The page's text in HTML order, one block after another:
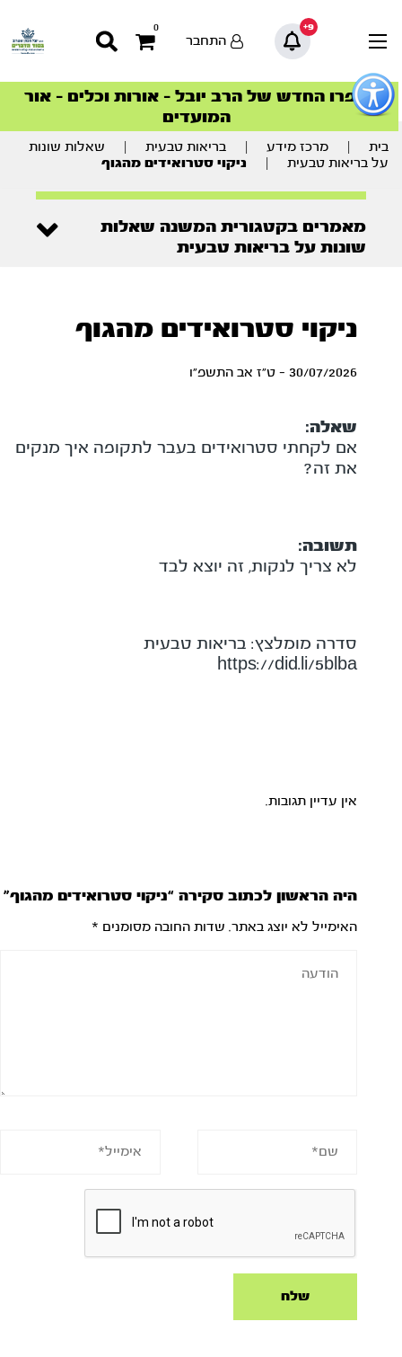
כפתור
לפתיחת
תפריט
9+
0
התחבר
סדרות הפודקאסטים
הסדרה המובילה החודש – דרך המלך
ספרו החדש של הרב יובל – אורות וכלים – אור
המועדים
הצטרפו למהפכת הבריאות הטבעית >
סדרות הפודקאסטים
הסדרה המובילה החודש – דרך המלך
בית מרכז מידע בריאות טבעית
שאלות שונות
על בריאות טבעית
ניקוי סטרואידים מהגוף
מאמרים בקטגורית המשנה שאלות
שונות על בריאות טבעית
ניקוי סטרואידים מהגוף
30/07/2026 - ט"ז אב התשפ"ו
שאלה:
אם לקחתי סטרואידים בעבר לתקופה איך מנקים
את זה?
תשובה:
לא צריך לנקות, זה יוצא לבד
סדרה מומלצץ: בריאות טבעית
https://did.li/5blba
אין עדיין תגובות.
היה הראשון לכתוב סקירה “ניקוי סטרואידים מהגוף”
האימייל לא יוצג באתר. שדות החובה מסומנים *